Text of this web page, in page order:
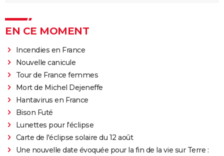
EN CE MOMENT
Incendies en France
Nouvelle canicule
Tour de France femmes
Mort de Michel Dejeneffe
Hantavirus en France
Bison Futé
Lunettes pour l'éclipse
Carte de l'éclipse solaire du 12 août
Une nouvelle date évoquée pour la fin de la vie sur Terre :